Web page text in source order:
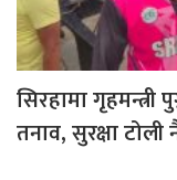
सिरहामा
तनाव, सुरक्षा टोली